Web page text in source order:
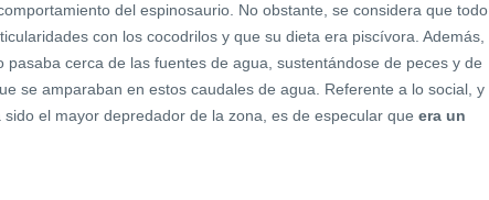
del espinosaurio. No obstante, se considera que todo
con los cocodrilos y que su dieta era piscívora. Además,
cerca de las fuentes de agua, sustentándose de peces y de
se amparaban en estos caudales de agua. Referente a lo social, y
el mayor depredador de la zona, es de especular que era un